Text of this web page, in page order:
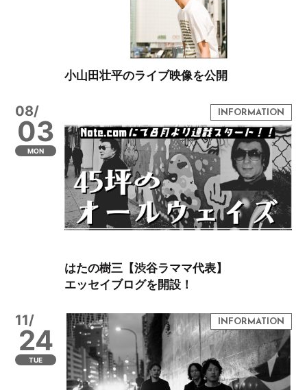
小山田壮平のライブ映像を公開
08/
03
MON
はたの樹三【渋谷ラママ代表】
エッセイブログを開設！
11/
24
TUE